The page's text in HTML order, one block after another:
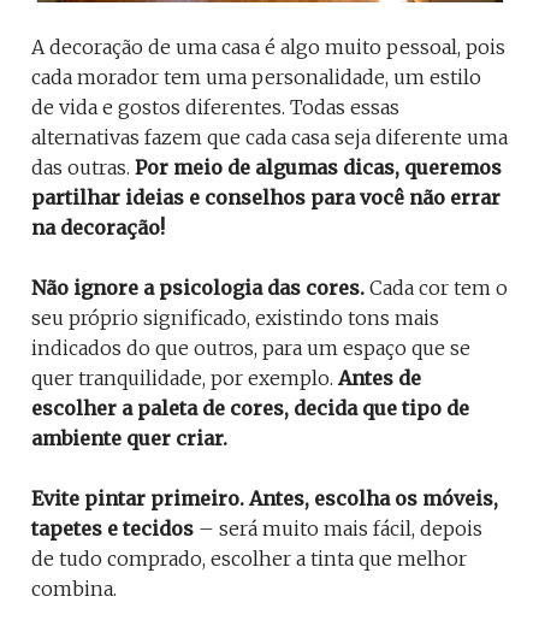
A decoração de uma casa é algo muito pessoal, pois
cada morador tem uma personalidade, um estilo
de vida e gostos diferentes. Todas essas
alternativas fazem que cada casa seja diferente uma
das outras. Por meio de algumas dicas, queremos
partilhar ideias e conselhos para você não errar
na decoração!
Não ignore a psicologia das cores. Cada cor tem o
seu próprio significado, existindo tons mais
indicados do que outros, para um espaço que se
quer tranquilidade, por exemplo.Antes de
escolher a paleta de cores, decida que tipo de
ambiente quer criar.
Evite pintar primeiro. Antes, escolha os móveis,
tapetes e tecidos – será muito mais fácil, depois
de tudo comprado, escolher a tinta que melhor
combina.